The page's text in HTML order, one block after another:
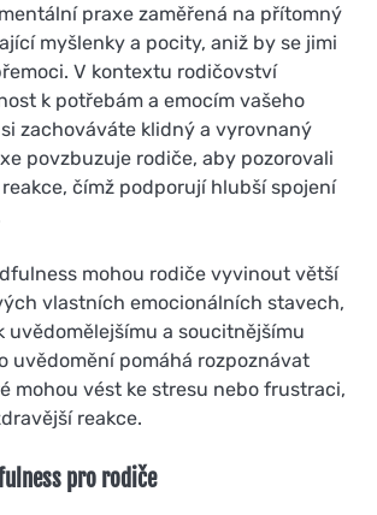
praxe zaměřená na přítomný
myšlenky a pocity, aniž by se jimi
V kontextu rodičovství
k potřebám a emocím vašeho
zachováváte klidný a vyrovnaný
povzbuzuje rodiče, aby pozorovali
čímž podporují hlubší spojení
mohou rodiče vyvinout větší
vlastních emocionálních stavech,
uvědomělejšímu a soucitnějšímu
uvědomění pomáhá rozpoznávat
mohou vést ke stresu nebo frustraci,
reakce.
pro rodiče